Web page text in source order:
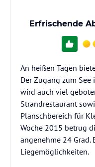
Erfrischende
An heißen Tagen
Der Zugang zum
wird auch viel
Strandrestaurant
Planschbereich für
Woche 2015 betrug
angenehme 24 Grad.
Liegemöglichkeiten.